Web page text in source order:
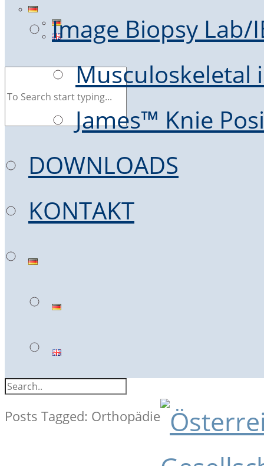
Image Biopsy Lab/
Musculoskeletal
James™ Knie
DOWNLOADS
KONTAKT
Posts Tagged: Orthopädie